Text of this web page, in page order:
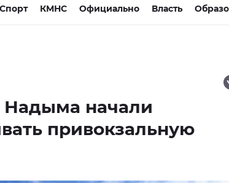
Спорт КМНС Официально Власть
Надыма начали
привокзальную